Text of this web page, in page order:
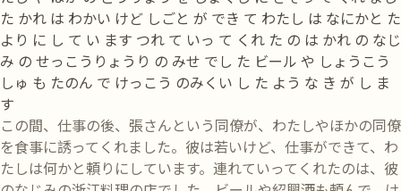
た かれ は わかい けど しごと が でき て わたし は なにかと た
より に し て い ます つれ て いっ て くれ た の は かれ の なじ
み の せっこうりょうり の みせ でし た ビール や しょうこう
しゅ も たのん で けっこう のみくい し た よう な き が し ま
す
この間、仕事の後、張さんという同僚が、わたしやほかの同僚
を食事に誘ってくれました。彼は若いけど、仕事ができて、わ
たしは何かと頼りにしています。連れていってくれたのは、彼